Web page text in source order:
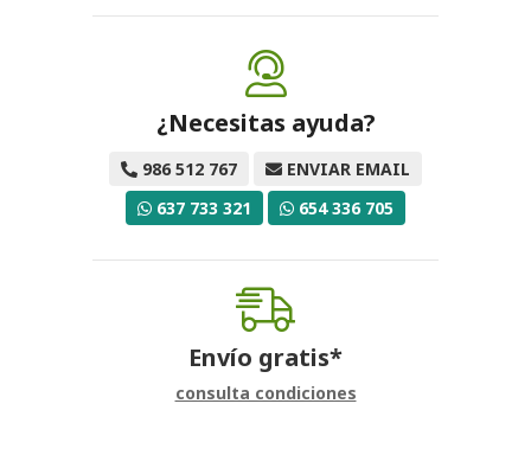
¿Necesitas ayuda?
986 512 767
ENVIAR EMAIL
637 733 321
654 336 705
Envío gratis*
consulta condiciones